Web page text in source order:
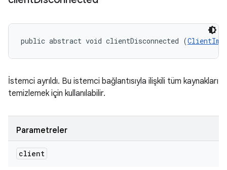
public abstract void clientDisconnected (
İstemci ayrıldı. Bu istemci bağlantısıyla ilişkili tüm kaynakları
temizlemek için kullanılabilir.
Parametreler
client